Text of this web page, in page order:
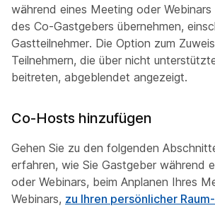
während eines Meeting oder Webinars
des Co-Gastgebers übernehmen,
Gastteilnehmer. Die Option zum
Teilnehmern, die über nicht
beitreten, abgeblendet angezeigt.
Co-Hosts hinzufügen
Gehen Sie zu den folgenden
erfahren, wie Sie Gastgeber während
oder Webinars, beim Anplanen Ihres
Webinars, zu Ihren persönlicher